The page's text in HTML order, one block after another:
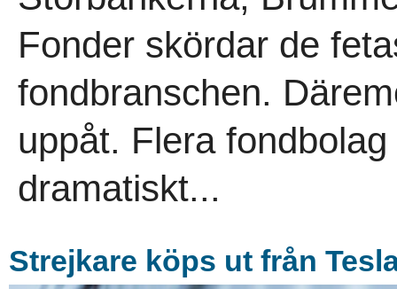
Fonder skördar de
fondbranschen.
uppåt. Flera
dramatiskt...
Strejkare köps ut från